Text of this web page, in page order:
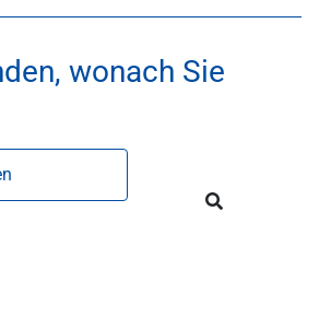
wonach Sie